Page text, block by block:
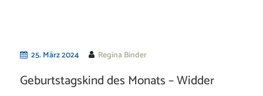
25. März 2024 Regina Binder
Geburtstagskind des Monats – Widder